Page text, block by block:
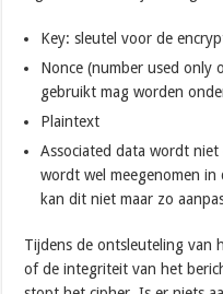
Key: sleutel voor de
Nonce (number used only
gebruikt mag worden
Plaintext
Associated data wordt
wordt wel meegenomen
kan dit niet maar zo
Tijdens de ontsleuteling van
of de integriteit van het